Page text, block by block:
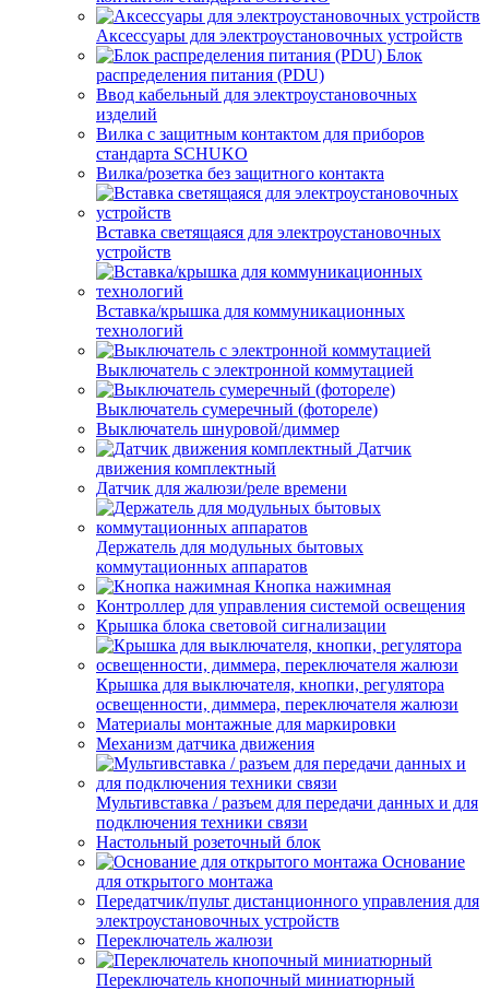
Аксессуары для электроустановочных устройств
Блок
распределения питания (PDU)
Ввод кабельный для электроустановочных
изделий
Вилка с защитным контактом для приборов
стандарта SCHUKO
Вилка/розетка без защитного контакта
Вставка светящаяся для электроустановочных
устройств
Вставка/крышка для коммуникационных
технологий
Выключатель с электронной коммутацией
Выключатель сумеречный (фотореле)
Выключатель шнуровой/диммер
Датчик
движения комплектный
Датчик для жалюзи/реле времени
Держатель для модульных бытовых
коммутационных аппаратов
Кнопка нажимная
Контроллер для управления системой освещения
Крышка блока световой сигнализации
Крышка для выключателя, кнопки, регулятора
освещенности, диммера, переключателя жалюзи
Материалы монтажные для маркировки
Механизм датчика движения
Мультивставка / разъем для передачи данных и для
подключения техники связи
Настольный розеточный блок
Основание
для открытого монтажа
Передатчик/пульт дистанционного управления для
электроустановочных устройств
Переключатель жалюзи
Переключатель кнопочный миниатюрный